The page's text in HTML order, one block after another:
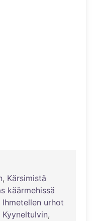
, Kärsimistä
käärmehissä
Ihmetellen urhot
Kyyneltulvin,